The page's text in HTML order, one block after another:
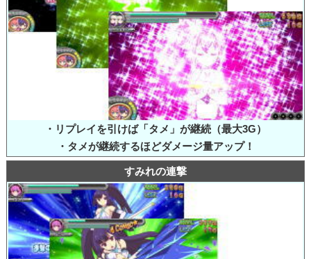
・リプレイを引けば「タメ」が継続（最大3G）
・タメが継続するほどダメージ量アップ！
すみれの連撃